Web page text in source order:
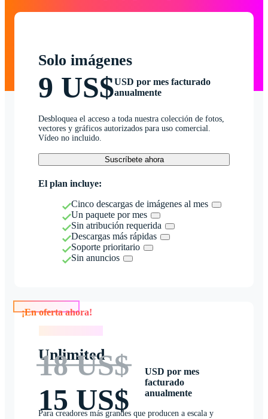
Solo imágenes
9 US$USD por mes facturado
anualmente
Desbloquea el acceso a toda nuestra colección de fotos,
vectores y gráficos autorizados para uso comercial.
Vídeo no incluido.
Suscríbete ahora
El plan incluye:
Cinco descargas de imágenes al mes
Un paquete por mes
Sin atribución requerida
Descargas más rápidas
Soporte prioritario
Sin anuncios
Unlimited
18 US$
15 US$
USD por mes
facturado
anualmente
Para creadores más grandes que producen a escala y